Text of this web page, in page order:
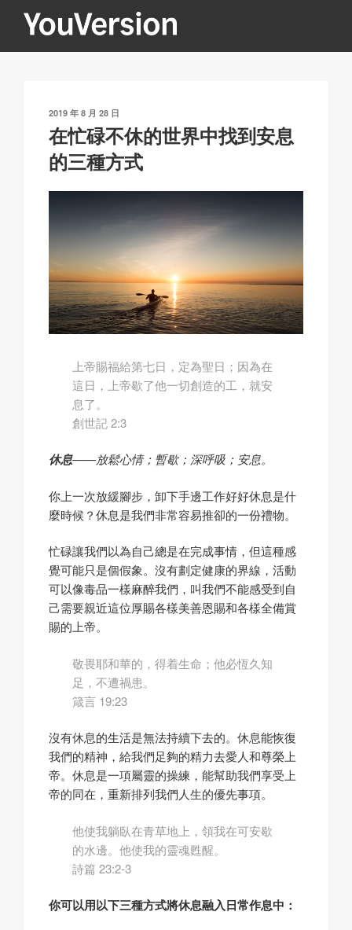
YOUVERSION
Seeking God every day.
發
表
於
2019 年 8 月 28 日
在忙碌不休的世界中找到安息
的三種方式
上帝賜福給第七日，定為聖日；因為在
這日，上帝歇了他一切創造的工，就安
息了。
創世記 2:3
休息——放鬆心情；暫歇；深呼吸；安息。
你上一次放緩腳步，卸下手邊工作好好休息是什
麼時候？休息是我們非常容易推卻的一份禮物。
忙碌讓我們以為自己總是在完成事情，但這種感
覺可能只是個假象。沒有劃定健康的界線，活動
可以像毒品一樣麻醉我們，叫我們不能感受到自
己需要親近這位厚賜各樣美善恩賜和各樣全備賞
賜的上帝。
敬畏耶和華的，得着生命；他必恆久知
足，不遭禍患。
箴言 19:23
沒有休息的生活是無法持續下去的。休息能恢復
我們的精神，給我們足夠的精力去愛人和尊榮上
帝。休息是一項屬靈的操練，能幫助我們享受上
帝的同在，重新排列我們人生的優先事項。
他使我躺臥在青草地上，領我在可安歇
的水邊。他使我的靈魂甦醒。
詩篇 23:2-3
你可以用以下三種方式將休息融入日常作息中：